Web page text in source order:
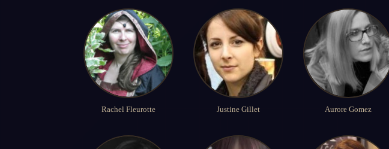
Rachel Fleurotte Justine Gillet Aurore Gomez